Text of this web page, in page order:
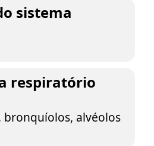
sistema
respiratório
bronquíolos, alvéolos